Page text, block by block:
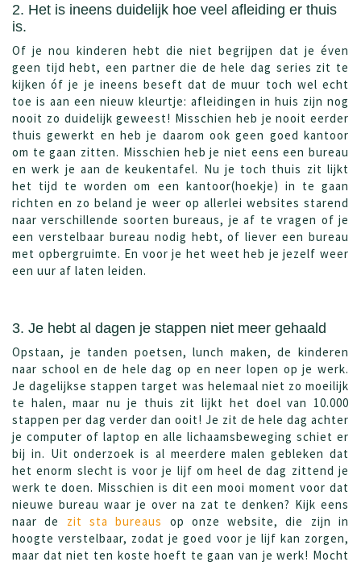
2. Het is ineens duidelijk hoe veel afleiding er thuis
is.
Of je nou kinderen hebt die niet begrijpen dat je éven
geen tijd hebt, een partner die de hele dag series zit te
kijken óf je je ineens beseft dat de muur toch wel echt
toe is aan een nieuw kleurtje: afleidingen in huis zijn nog
nooit zo duidelijk geweest! Misschien heb je nooit eerder
thuis gewerkt en heb je daarom ook geen goed kantoor
om te gaan zitten. Misschien heb je niet eens een bureau
en werk je aan de keukentafel. Nu je toch thuis zit lijkt
het tijd te worden om een kantoor(hoekje) in te gaan
richten en zo beland je weer op allerlei websites starend
naar verschillende soorten bureaus, je af te vragen of je
een verstelbaar bureau nodig hebt, of liever een bureau
met opbergruimte. En voor je het weet heb je jezelf weer
een uur af laten leiden.
3. Je hebt al dagen je stappen niet meer gehaald
Opstaan, je tanden poetsen, lunch maken, de kinderen
naar school en de hele dag op en neer lopen op je werk.
Je dagelijkse stappen target was helemaal niet zo moeilijk
te halen, maar nu je thuis zit lijkt het doel van 10.000
stappen per dag verder dan ooit! Je zit de hele dag achter
je computer of laptop en alle lichaamsbeweging schiet er
bij in. Uit onderzoek is al meerdere malen gebleken dat
het enorm slecht is voor je lijf om heel de dag zittend je
werk te doen. Misschien is dit een mooi moment voor dat
nieuwe bureau waar je over na zat te denken? Kijk eens
naar de zit sta bureaus
op onze website, die zijn in
hoogte verstelbaar, zodat je goed voor je lijf kan zorgen,
maar dat niet ten koste hoeft te gaan van je werk! Mocht